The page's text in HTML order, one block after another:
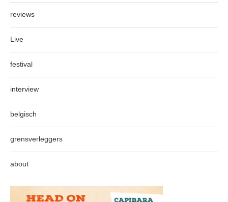
reviews
Live
festival
interview
belgisch
grensverleggers
about